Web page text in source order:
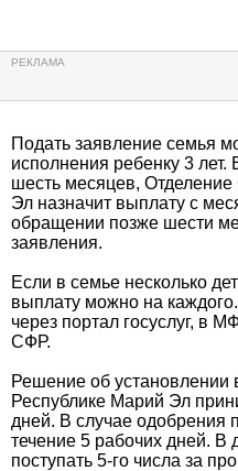
Подать заявление семья
исполнения ребенку 3
шесть месяцев,
Эл назначит выплату с
обращении позже шести
заявления.
Если в семье несколько
выплату можно на
через портал госуслуг, в
СФР.
Решение об
Республике Марий Эл
дней. В случае одобрения
течение 5 рабочих дней.
поступать 5-го числа за